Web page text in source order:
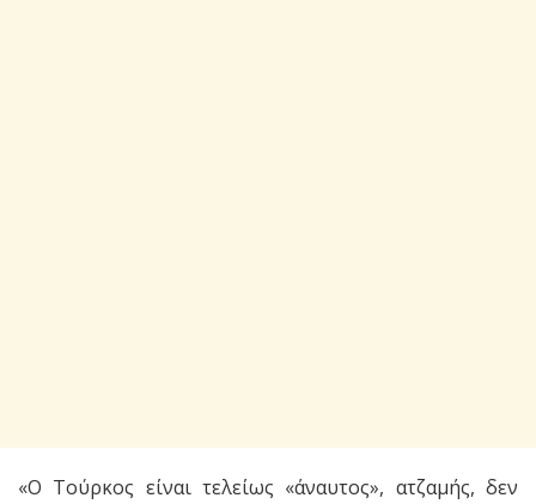
«Ο Τούρκος είναι τελείως «άναυτος», ατζαμής, δεν